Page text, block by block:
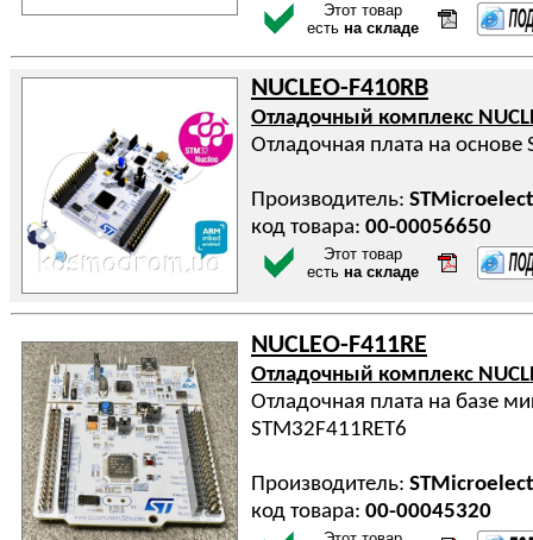
Этот товар
есть на складе
NUCLEO-F410RB
Отладочный комплекс
Отладочная плата на основе
Производитель:
код товара: 00-00056650
Этот товар
есть на складе
NUCLEO-F411RE
Отладочный комплекс
Отладочная плата на базе
STM32F411RET6
Производитель:
код товара: 00-00045320